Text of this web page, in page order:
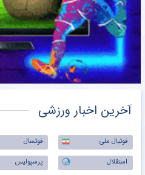
آخرین اخبار ورزشی
فوتبال ملی فوتسال
استقلال
پرسپولیس